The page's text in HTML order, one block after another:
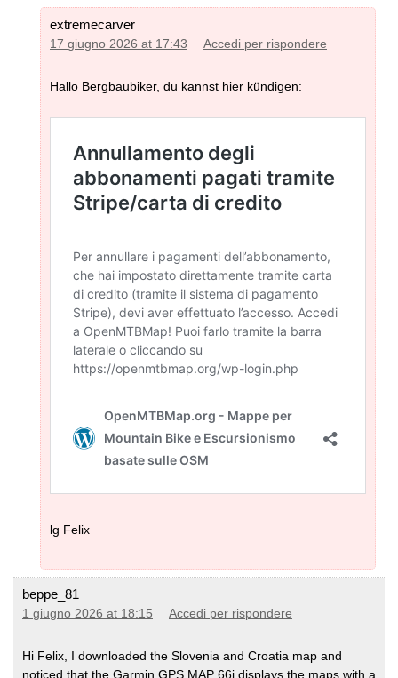
extremecarver
17 giugno 2026 at 17:43 Accedi per rispondere
Hallo Bergbaubiker, du kannst hier kündigen:
lg Felix
beppe_81
1 giugno 2026 at 18:15 Accedi per rispondere
Hi Felix, I downloaded the Slovenia and Croatia map and
noticed that the Garmin GPS MAP 66i displays the maps with a